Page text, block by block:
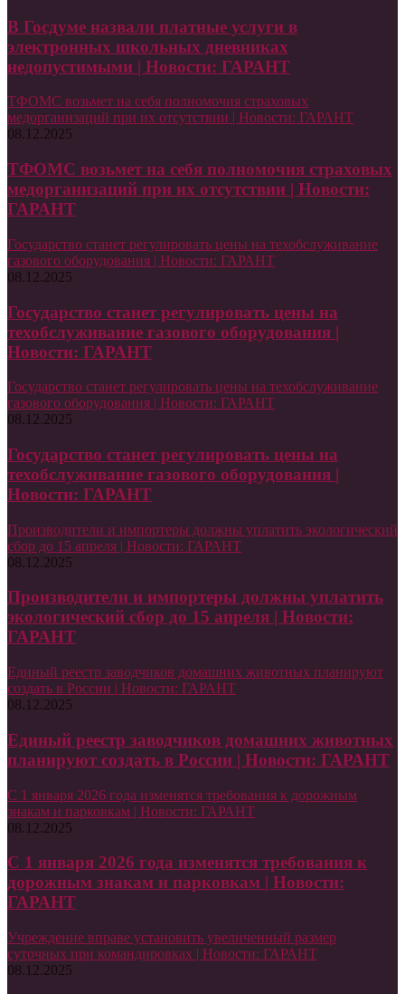
В Госдуме назвали платные услуги в
электронных школьных дневниках
недопустимыми | Новости: ГАРАНТ
ТФОМС возьмет на себя полномочия страховых
медорганизаций при их отсутствии | Новости: ГАРАНТ
08.12.2025
ТФОМС возьмет на себя полномочия страховых
медорганизаций при их отсутствии | Новости:
ГАРАНТ
Государство станет регулировать цены на техобслуживание
газового оборудования | Новости: ГАРАНТ
08.12.2025
Государство станет регулировать цены на
техобслуживание газового оборудования |
Новости: ГАРАНТ
Государство станет регулировать цены на техобслуживание
газового оборудования | Новости: ГАРАНТ
08.12.2025
Государство станет регулировать цены на
техобслуживание газового оборудования |
Новости: ГАРАНТ
Производители и импортеры должны уплатить экологический
сбор до 15 апреля | Новости: ГАРАНТ
08.12.2025
Производители и импортеры должны уплатить
экологический сбор до 15 апреля | Новости:
ГАРАНТ
Единый реестр заводчиков домашних животных планируют
создать в России | Новости: ГАРАНТ
08.12.2025
Единый реестр заводчиков домашних животных
планируют создать в России | Новости: ГАРАНТ
С 1 января 2026 года изменятся требования к дорожным
знакам и парковкам | Новости: ГАРАНТ
08.12.2025
С 1 января 2026 года изменятся требования к
дорожным знакам и парковкам | Новости:
ГАРАНТ
Учреждение вправе установить увеличенный размер
суточных при командировках | Новости: ГАРАНТ
08.12.2025